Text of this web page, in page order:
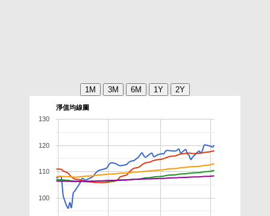
淨值均線圖
100
110
120
130